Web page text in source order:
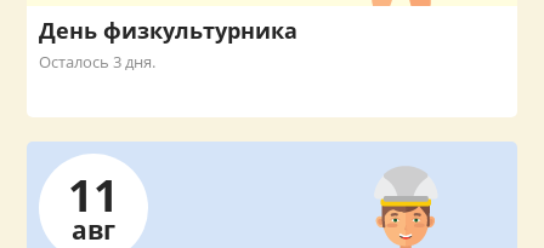
День физкультурника
Осталось 3 дня.
11
авг